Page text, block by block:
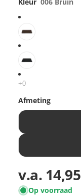
Kleur 006 Bruin
Afmeting
v.a. 14,95
Op voorraad